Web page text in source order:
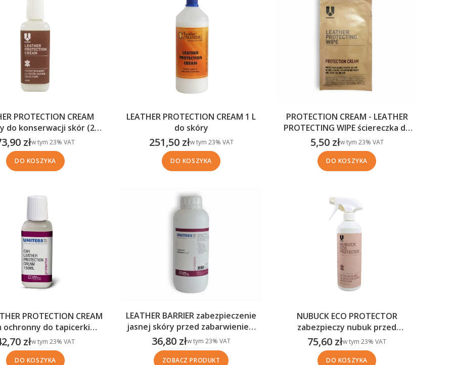
PROTECTION CREAM
do konserwacji skór (250
ml )
brutto
złw tym %s VAT
w tym 23% VAT
DO KOSZYKA
LEATHER PROTECTION CREAM 1 L
do skóry
Cena brutto
251,50 złw tym %s VAT
w tym 23% VAT
DO KOSZYKA
PROTECTION CREAM - LEATHER
PROTECTING WIPE ściereczka do
skóry
Cena brutto
5,50 złw tym %s VAT
w tym 23% VAT
DO KOSZYKA
PROTECTION CREAM
ochronny do tapicerki
skórzanej (150 ml)
brutto
złw tym %s VAT
w tym 23% VAT
DO KOSZYKA
LEATHER BARRIER zabezpieczenie
jasnej skóry przed zabarwieniem
od jeansu, gazet itp.
Cena brutto
36,80 złw tym %s VAT
w tym 23% VAT
ZOBACZ PRODUKT
NUBUCK ECO PROTECTOR
zabezpieczy nubuk przed
wnikaniem zabrudzeń (500 ml)
Cena brutto
75,60 złw tym %s VAT
w tym 23% VAT
DO KOSZYKA